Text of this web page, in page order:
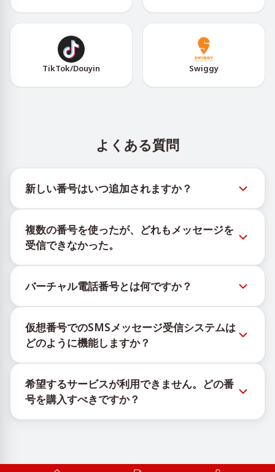
TikTok/Douyin Swiggy
よくある質問
新しい番号はいつ追加されますか？
@TigerSMSofficial_bot で確認できます。このチャン
ネルは最新の番号在庫にアクセスできるよう、タイム
リーな更新を提供します。
複数の番号を使ったが、どれもメッセージを
受信できなかった。
ことはできません。サービスのアルゴリズムにより、
一時的な番号へのメッセージ配信がさまざまな理由で
には、次の方法をお試しください：
VPNサービスを利用してIPアドレスを変更してくだ
さい。
バーチャル電話番号とは何ですか？
で、物理的なSIMカードやデバイスに紐づかず、固定
された地理的場所にも依存しません。主な機能は、
OTPや認証コードを含むSMSメッセージの受信です。
仮想番号でのSMSメッセージ受信システムは
どのように機能しますか？
ソフトウェアの組み合わせで動作します。SIMカード
を管理するための自社インフラと、メッセージ受信の
希望するサービスが利用できません。どの番
号を購入すべきですか？